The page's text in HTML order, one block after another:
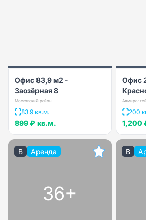
Офис 83,9 м2 -
Заозёрная 8
Московский район
83.9 кв.м.
899 ₽ кв.м.
Офис
200
1,200
B Аренда
36+
B